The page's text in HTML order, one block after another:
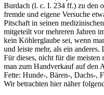
Burdach (l. c. I. 234 ff.) zu den
fremde und eigene Versuche
Pitschaft in seinen
mitgeteilt vor mehreren Jahren
kein Köhlerglaube sei, wenn
und leiste mehr, als ein
Für dieses, nicht für die meisten
man zum Handverkauf auf den
Fette: Hunde-, Bären-, Dachs-,
Wir betrachten hier näher